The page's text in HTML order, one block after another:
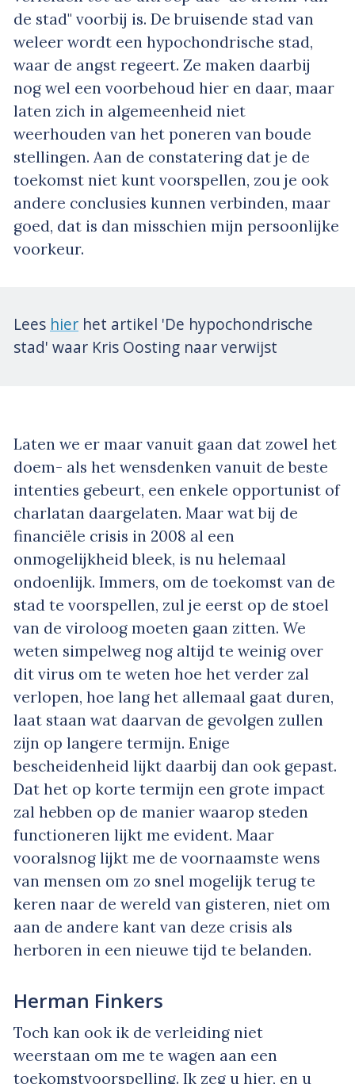
de stad" voorbij is. De bruisende stad van
weleer wordt een hypochondrische stad,
waar de angst regeert. Ze maken daarbij
nog wel een voorbehoud hier en daar, maar
laten zich in algemeenheid niet
weerhouden van het poneren van boude
stellingen. Aan de constatering dat je de
toekomst niet kunt voorspellen, zou je ook
andere conclusies kunnen verbinden, maar
goed, dat is dan misschien mijn persoonlijke
voorkeur.
Lees hier het artikel 'De hypochondrische
stad' waar Kris Oosting naar verwijst
Laten we er maar vanuit gaan dat zowel het
doem- als het wensdenken vanuit de beste
intenties gebeurt, een enkele opportunist of
charlatan daargelaten. Maar wat bij de
financiële crisis in 2008 al een
onmogelijkheid bleek, is nu helemaal
ondoenlijk. Immers, om de toekomst van de
stad te voorspellen, zul je eerst op de stoel
van de viroloog moeten gaan zitten. We
weten simpelweg nog altijd te weinig over
dit virus om te weten hoe het verder zal
verlopen, hoe lang het allemaal gaat duren,
laat staan wat daarvan de gevolgen zullen
zijn op langere termijn. Enige
bescheidenheid lijkt daarbij dan ook gepast.
Dat het op korte termijn een grote impact
zal hebben op de manier waarop steden
functioneren lijkt me evident. Maar
vooralsnog lijkt me de voornaamste wens
van mensen om zo snel mogelijk terug te
keren naar de wereld van gisteren, niet om
aan de andere kant van deze crisis als
herboren in een nieuwe tijd te belanden.
Herman Finkers
Toch kan ook ik de verleiding niet
weerstaan om me te wagen aan een
toekomstvoorspelling. Ik zeg u hier, en u